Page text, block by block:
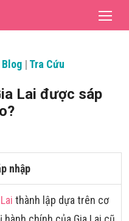
Blog | Tra Cứu
Lai được sáp
nhập
thành lập dựa trên cơ